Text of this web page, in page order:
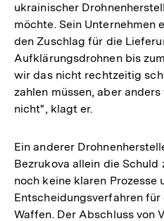
ukrainischer
möchte. Sein Unternehmen
den Zuschlag für die
Aufklärungsdrohnen bis
wir das nicht rechtzeitig
zahlen müssen, aber
nicht", klagt er.
Ein anderer
Bezrukova allein die
noch keine klaren Prozesse
Entscheidungsverfahren
Waffen. Der Abschluss von